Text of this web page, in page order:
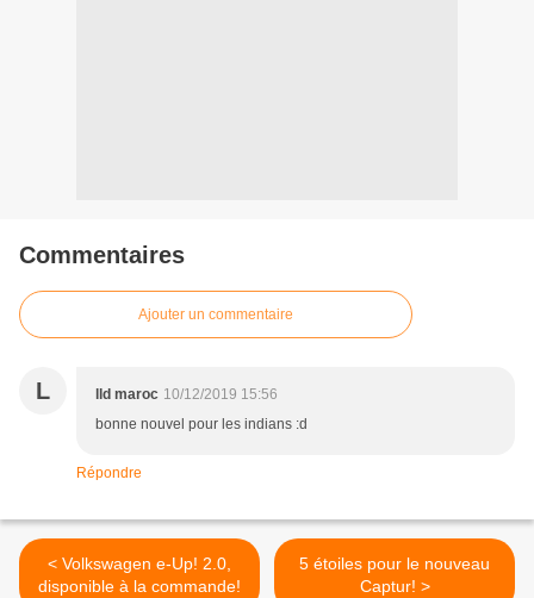
Commentaires
Ajouter un commentaire
L lld maroc 10/12/2019 15:56
bonne nouvel pour les indians :d
Répondre
< Volkswagen e-Up! 2.0,
disponible à la commande!
5 étoiles pour le nouveau
Captur! >